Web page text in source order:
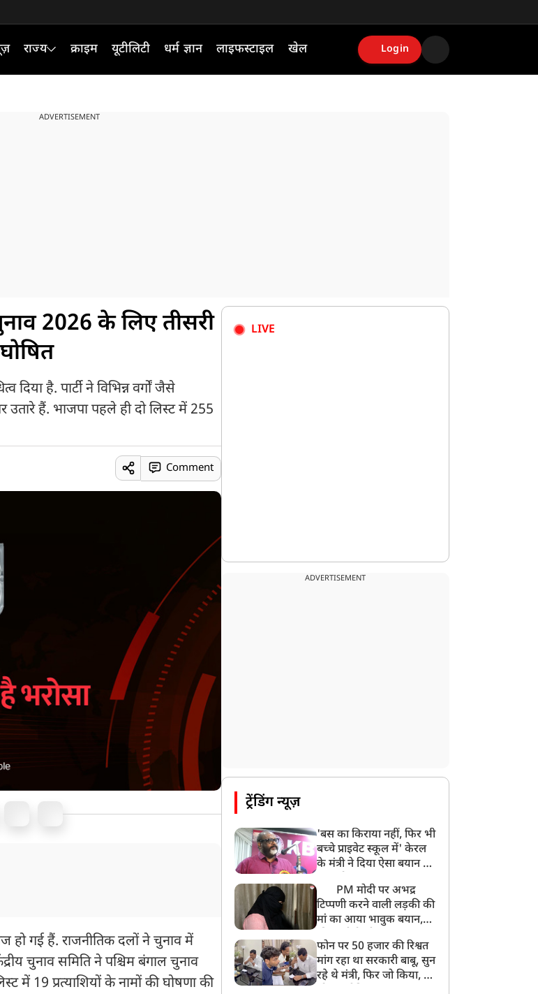
राज्य क्राइम यूटीलिटी धर्म ज्ञान लाइफस्टाइल खेल Login
ADVERTISEMENT
2026 के लिए तीसरी
दिया है. पार्टी ने विभिन्न वर्गों जैसे
हैं. भाजपा पहले ही दो लिस्ट में 255
Comment
हो गई हैं. राजनीतिक दलों ने चुनाव में
चुनाव समिति ने पश्चिम बंगाल चुनाव
में 19 प्रत्याशियों के नामों की घोषणा की
LIVE
ADVERTISEMENT
ट्रेंडिंग न्यूज़
'बस का किराया नहीं, फिर भी
बच्चे प्राइवेट स्कूल में' केरल
के मंत्री ने दिया ऐसा बयान की
PM मोदी पर अभद्र
टिप्पणी करने वाली लड़की की
मां का आया भावुक बयान,
बेटी को गोद लें प्रधानमंत्री
फोन पर 50 हजार की रिश्वत
मांग रहा था सरकारी बाबू, सुन
रहे थे मंत्री, फिर जो किया, वो